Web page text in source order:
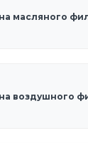
масляного
воздушного